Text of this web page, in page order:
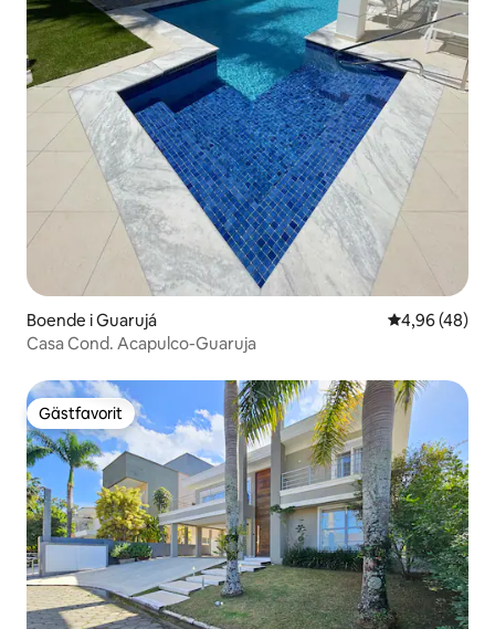
Boende i Guarujá 4,96 av 5 i
4,96 (48)
Casa Cond. Acapulco-Guaruja
Gästfavorit
Gästfavorit